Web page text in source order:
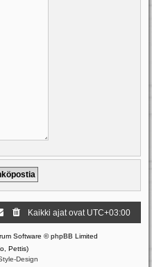
Kaikki ajat ovat UTC+03:00
Software © phpBB Limited
Pettis)
Design